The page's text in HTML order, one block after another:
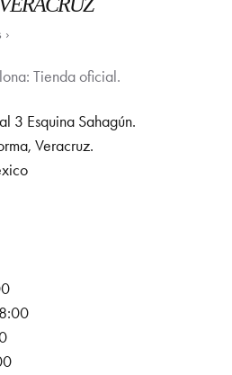
Tienda oficial.
3 Esquina Sahagún.
Veracruz.